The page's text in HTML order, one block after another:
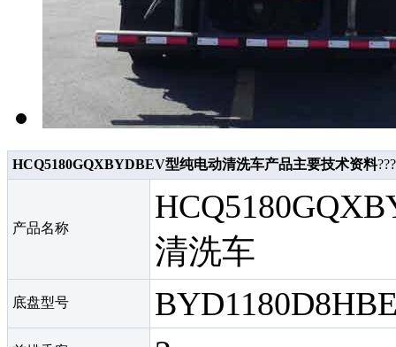
HCQ5180GQXBYDBEV型纯电动清洗车产品主要技术资料???
产品名称
清洗车
底盘型号